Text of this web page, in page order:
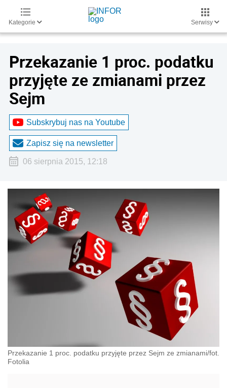
Kategorie Serwisy
Przekazanie 1 proc. podatku
przyjęte ze zmianami przez
Sejm
Subskrybuj nas na Youtube
Zapisz się na newsletter
06 sierpnia 2015, 12:18
Przekazanie 1 proc. podatku przyjęte przez Sejm ze zmianami/fot.
Fotolia